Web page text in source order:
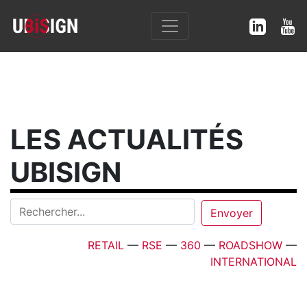
LES ACTUALITÉS
UBISIGN
RETAIL — RSE — 360 — ROADSHOW —
INTERNATIONAL